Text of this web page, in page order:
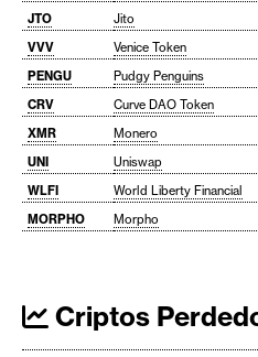
JTO
Jito
VVV
Venice Token
PENGU
Pudgy Penguins
CRV
Curve DAO Token
XMR
Monero
UNI
Uniswap
WLFI
World Liberty Financial
MORPHO
Morpho
Criptos